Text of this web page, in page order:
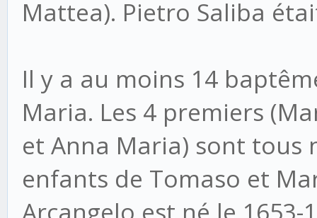
Mattea). Pietro Saliba
Il y a au moins 14
Maria. Les 4 premiers
et Anna Maria) sont tous
enfants de Tomaso et